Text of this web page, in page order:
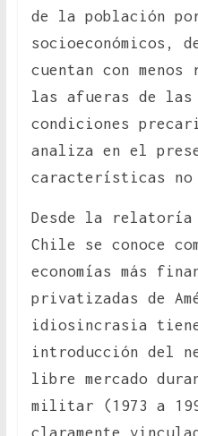
de la población
socioeconómicos,
cuentan con
las afueras de las
condiciones
analiza en el
características
Desde la relatoría
Chile se conoce
economías más
privatizadas de
idiosincrasia
introducción del
libre mercado
militar (1973 a